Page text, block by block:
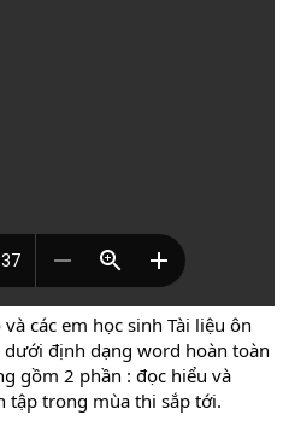
các em học sinh Tài liệu ôn
dưới định dạng word hoàn toàn
gồm 2 phần : đọc hiểu và
tập trong mùa thi sắp tới.